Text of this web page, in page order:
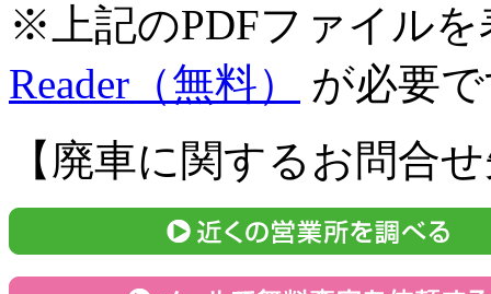
※ 上記のPDFファイル
Reader（無料）
が必要
【廃車に関するお問合